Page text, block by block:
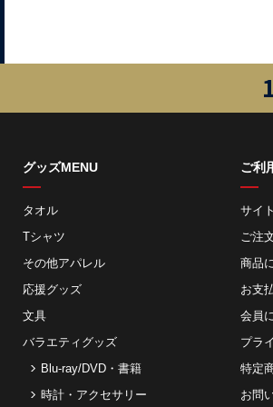
グッズMENU
タオル
Tシャツ
その他アパレル
応援グッズ
文具
バラエティグッズ
Blu-ray/DVD・書籍
時計・アクセサリー
ご利
サイ
ご注
商品
お⽀
会員
プラ
特定
お問